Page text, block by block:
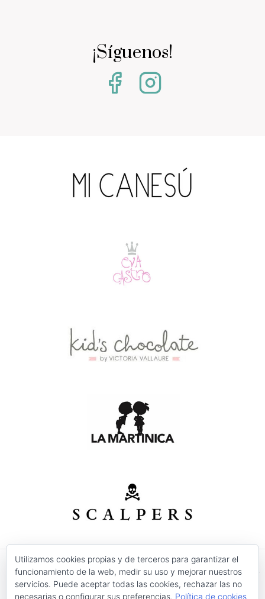
¡Síguenos!
© 2026 Modas Isabel - C/ Verónica Nº 30 - CP. 30520 -
Jumilla (Murcia)
Utilizamos cookies propias y de terceros para garantizar el
funcionamiento de la web, medir su uso y mejorar nuestros
servicios. Puede aceptar todas las cookies, rechazar las no
necesarias o configurar sus preferencias. Política de cookies